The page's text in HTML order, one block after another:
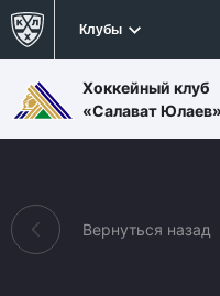
Клубы
Хоккейный клуб
«Салават Юлаев»
Вернуться назад